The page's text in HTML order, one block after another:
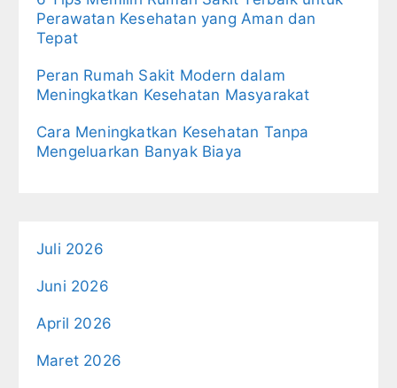
Perawatan Kesehatan yang Aman dan
Tepat
Peran Rumah Sakit Modern dalam
Meningkatkan Kesehatan Masyarakat
Cara Meningkatkan Kesehatan Tanpa
Mengeluarkan Banyak Biaya
Juli 2026
Juni 2026
April 2026
Maret 2026